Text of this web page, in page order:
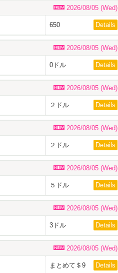
2026/08/05 (Wed)
650 Details
2026/08/05 (Wed)
0ドル Details
2026/08/05 (Wed)
２ドル Details
2026/08/05 (Wed)
２ドル Details
2026/08/05 (Wed)
５ドル Details
2026/08/05 (Wed)
3ドル Details
2026/08/05 (Wed)
まとめて＄9 Details